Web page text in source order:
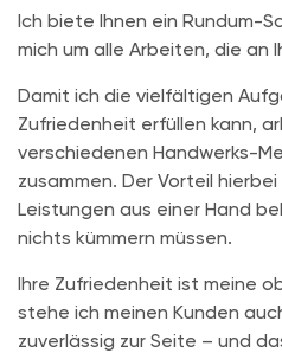
Ich biete Ihnen ein Rundum-
mich um alle Arbeiten, die an
Damit ich die vielfältigen
Zufriedenheit erfüllen kann,
verschiedenen Handwerks-
zusammen. Der Vorteil
Leistungen aus einer Hand
nichts kümmern müssen.
Ihre Zufriedenheit ist meine
stehe ich meinen Kunden
zuverlässig zur Seite – und